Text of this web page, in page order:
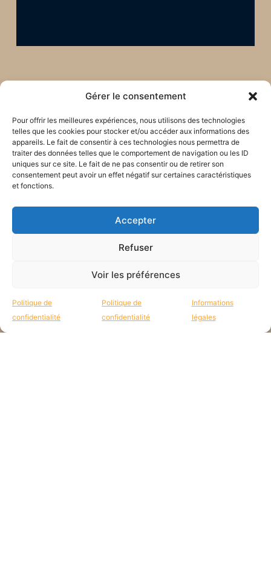
Gérer le consentement
Pour offrir les meilleures expériences, nous utilisons des technologies
telles que les cookies pour stocker et/ou accéder aux informations des
appareils. Le fait de consentir à ces technologies nous permettra de
traiter des données telles que le comportement de navigation ou les ID
uniques sur ce site. Le fait de ne pas consentir ou de retirer son
consentement peut avoir un effet négatif sur certaines caractéristiques
et fonctions.
Accepter
Refuser
Voir les préférences
Politique de
confidentialité
Politique de
confidentialité
Informations
légales
Restons en lien !
Tous les mois, reçois des